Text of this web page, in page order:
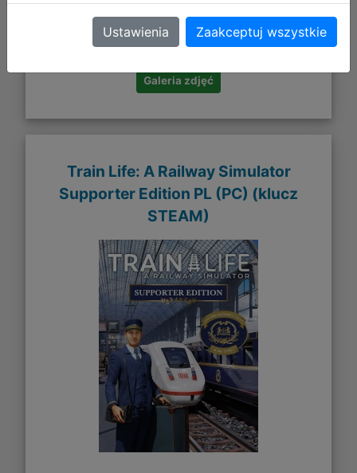
DO KOSZYKA
Galeria zdjęć
Train Life: A Railway Simulator
Supporter Edition PL (PC) (klucz
STEAM)
Ustawienia Zaakceptuj wszystkie